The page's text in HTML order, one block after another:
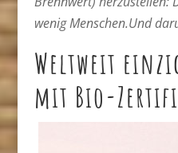
wenig Menschen.Und
Weltweit
mit Bio-